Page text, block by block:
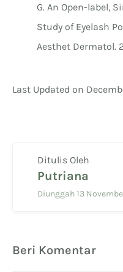
G. An Open-label,
Study of Eyelash
Aesthet Dermatol.
Last Updated on
Ditulis Oleh
Putriana
Diunggah 13
Beri Komentar